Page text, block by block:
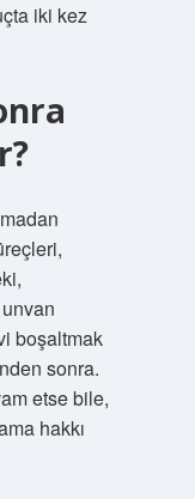
iki kez
boşaltmak
sonra.
etse bile,
hakkı